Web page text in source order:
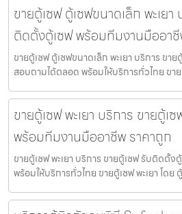
ขายตู้เซฟ ตู้เซฟขนาดเล็ก พะเย
ติดตั้งตู้เซฟ พร้อมทีมงานมืออา
ขายตู้เซฟ ตู้เซฟขนาดเล็ก พะเยา บริการ ข
สอบถามได้ตลอด พร้อมให้บริการทั่วไทย ขา
ขายตู้เซฟ พะเยา บริการ ขายตู้เ
พร้อมทีมงานมืออาชีพ ราคาถูก
ขายตู้เซฟ พะเยา บริการ ขายตู้เซฟ รับติดตั้
พร้อมให้บริการทั่วไทย ขายตู้เซฟ พะเยา โดย